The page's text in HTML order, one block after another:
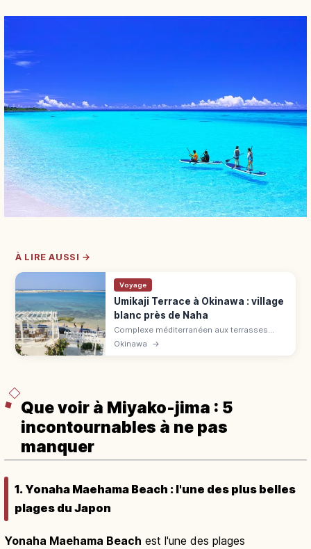
À LIRE AUSSI →
Voyage
Umikaji Terrace à Okinawa : village
blanc près de Naha
Complexe méditerranéen aux terrasses
blanches sur l'île Senagajima, Okinawa.
Okinawa →
Que voir à Miyako-jima : 5
incontournables à ne pas
manquer
1. Yonaha Maehama Beach : l'une des plus belles
plages du Japon
Yonaha Maehama Beach est l'une des plages